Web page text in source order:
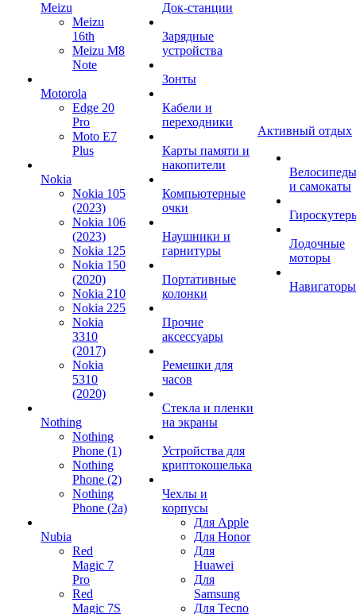
Meizu
Meizu
16th
Meizu M8
Note
Motorola
Edge 20
Pro
Moto E7
Plus
Nokia
Nokia 105
(2023)
Nokia 106
(2023)
Nokia 125
Nokia 150
(2020)
Nokia 210
Nokia 225
Nokia
3310
(2017)
Nokia
5310
(2020)
Nothing
Nothing
Phone (1)
Nothing
Phone (2)
Nothing
Phone (2a)
Nubia
Red
Magic 7
Pro
Red
Magic 7S
Док-станции
Зарядные
устройства
Зонты
Кабели и
переходники
Карты памяти и
накопители
Компьютерные
очки
Наушники и
гарнитуры
Портативные
колонки
Прочие
аксессуары
Ремешки для
часов
Стекла и пленки
на экраны
Устройства для
криптокошелька
Чехлы и
корпусы
Для Apple
Для Honor
Для
Huawei
Для
Samsung
Для Tecno
Активный отдых
Велосипеды
и самокаты
Лодочные
моторы
Навигаторы